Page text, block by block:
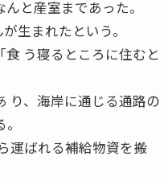
と産室まであった。
生まれたという。
う寝るところに住むと
り、海岸に通じる通路の
運ばれる補給物資を搬